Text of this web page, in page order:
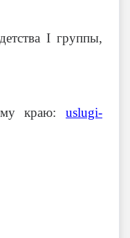
I группы,
краю: uslugi-